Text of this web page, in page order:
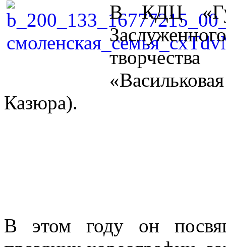
В КДЦ
Казюра).
В этом году он